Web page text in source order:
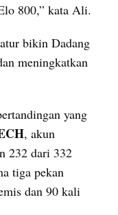
800,” kata Ali.
bikin Dadang
meningkatkan
yang
, akun
232 dari 332
tiga pekan
dan 90 kali